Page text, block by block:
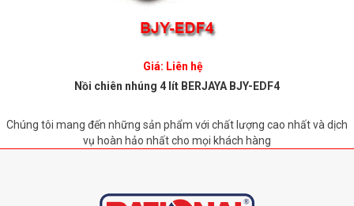
Giá: Liên hệ
Nồi chiên nhúng 4 lít BERJAYA BJY-EDF4
Chúng tôi mang đến những sản phẩm với chất lượng cao nhất và dịch
vụ hoàn hảo nhất cho mọi khách hàng